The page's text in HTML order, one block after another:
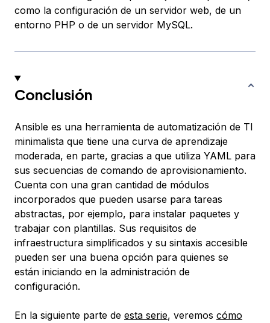
como la configuración de un servidor web, de un
entorno PHP o de un servidor MySQL.
Conclusión
Ansible es una herramienta de automatización de TI
minimalista que tiene una curva de aprendizaje
moderada, en parte, gracias a que utiliza YAML para
sus secuencias de comando de aprovisionamiento.
Cuenta con una gran cantidad de módulos
incorporados que pueden usarse para tareas
abstractas, por ejemplo, para instalar paquetes y
trabajar con plantillas. Sus requisitos de
infraestructura simplificados y su sintaxis accesible
pueden ser una buena opción para quienes se
están iniciando en la administración de
configuración.
En la siguiente parte de esta serie, veremos cómo